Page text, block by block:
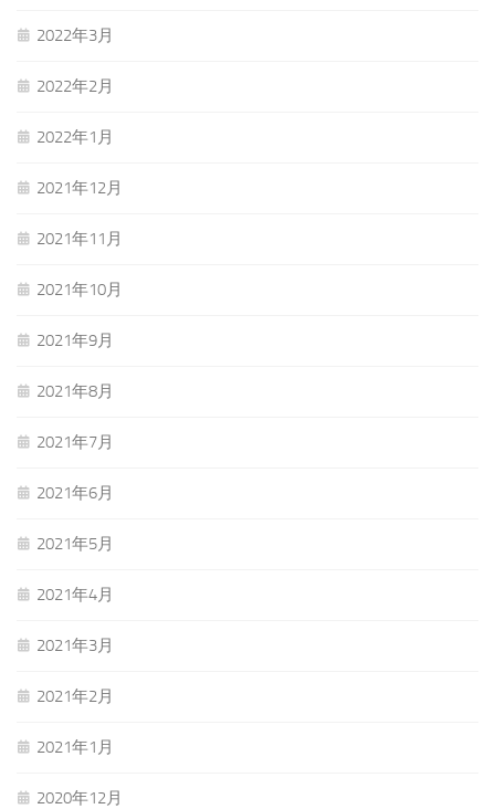
2022年3月
2022年2月
2022年1月
2021年12月
2021年11月
2021年10月
2021年9月
2021年8月
2021年7月
2021年6月
2021年5月
2021年4月
2021年3月
2021年2月
2021年1月
2020年12月